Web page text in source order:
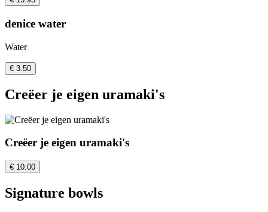
denice water
Water
€ 3.50
Creëer je eigen uramaki's
Creëer je eigen uramaki's
€ 10.00
Signature bowls